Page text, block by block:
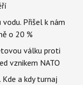
Přišel k nám
o 20 %
válku proti
vznikem NATO
Kde a kdy turnaj